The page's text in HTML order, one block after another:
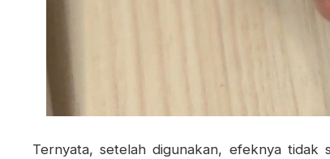
Ternyata, setelah digunakan, efeknya tidak